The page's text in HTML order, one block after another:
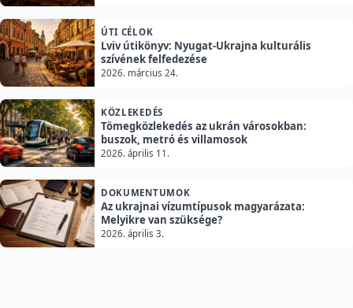
ÚTI CÉLOK
Lviv útikönyv: Nyugat-Ukrajna kulturális
szívének felfedezése
2026. március 24.
KÖZLEKEDÉS
Tömegközlekedés az ukrán városokban:
buszok, metró és villamosok
2026. április 11.
DOKUMENTUMOK
Az ukrajnai vízumtípusok magyarázata:
Melyikre van szüksége?
2026. április 3.